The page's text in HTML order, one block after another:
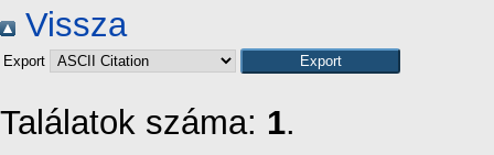
Vissza
Export
Találatok száma: 1.